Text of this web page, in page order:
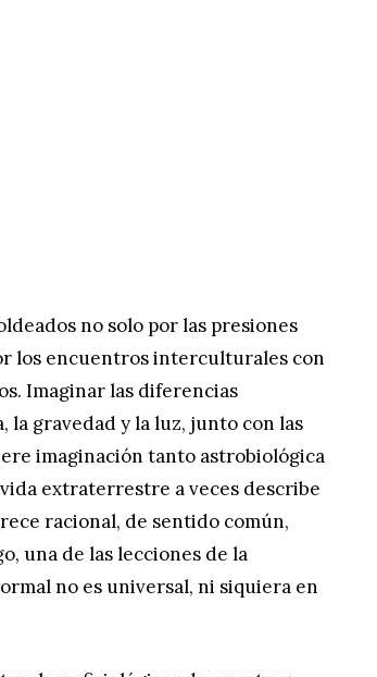
no solo por las presiones
los encuentros interculturales con
Imaginar las diferencias
la gravedad y la luz, junto con las
imaginación tanto astrobiológica
extraterrestre a veces describe
racional, de sentido común,
una de las lecciones de la
no es universal, ni siquiera en